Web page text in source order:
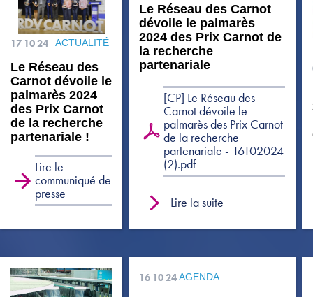
17 10 24 ACTUALITÉ
Le Réseau des
Carnot dévoile le
palmarès 2024
des Prix Carnot
de la recherche
partenariale !
Lire le
communiqué de
presse
Le Réseau des Carnot
dévoile le palmarès
2024 des Prix Carnot de
la recherche
partenariale
[CP] Le Réseau des
Carnot dévoile le
palmarès des Prix Carnot
de la recherche
partenariale - 16102024
(2).pdf
Lire la suite
16 10 24AGENDA